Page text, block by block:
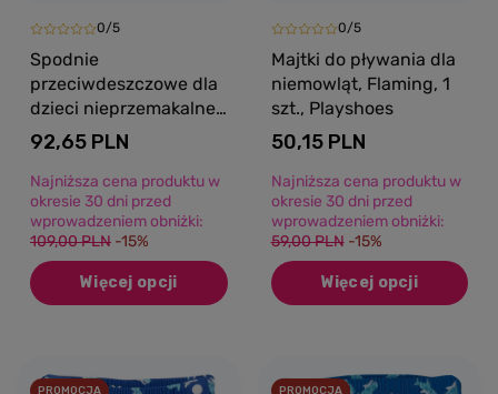
0/5
Spodnie
przeciwdeszczowe dla
dzieci nieprzemakalne,
żółte, Playshoes
92,65 PLN
Najniższa cena produktu w
okresie 30 dni przed
wprowadzeniem obniżki:
109,00 PLN -15%
Więcej opcji
0/5
Majtki do pływania dla
niemowląt, Flaming, 1
szt., Playshoes
50,15 PLN
Najniższa cena produktu w
okresie 30 dni przed
wprowadzeniem obniżki:
59,00 PLN -15%
Więcej opcji
PROMOCJA PROMOCJA